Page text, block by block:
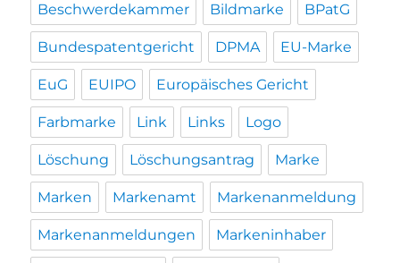
Beschwerdekammer Bildmarke BPatG
Bundespatentgericht DPMA EU-Marke
EuG EUIPO Europäisches Gericht
Farbmarke Link Links Logo
Löschung Löschungsantrag Marke
Marken Markenamt Markenanmeldung
Markenanmeldungen Markeninhaber